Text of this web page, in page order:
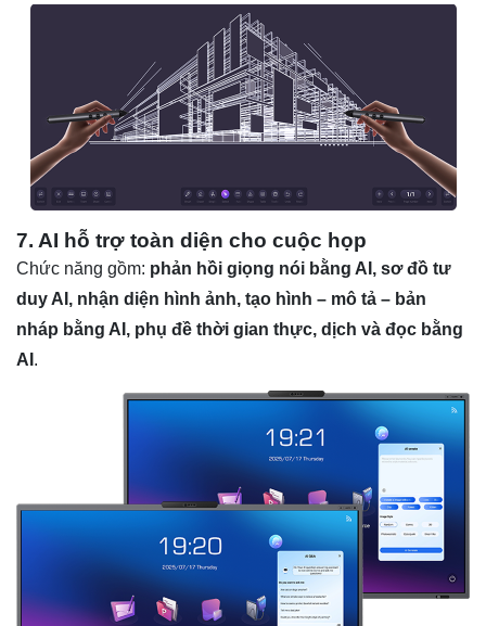
7. AI hỗ trợ toàn diện cho cuộc họp
Chức năng gồm: phản hồi giọng nói bằng AI, sơ đồ tư
duy AI, nhận diện hình ảnh, tạo hình – mô tả – bản
nháp bằng AI, phụ đề thời gian thực, dịch và đọc bằng
AI .